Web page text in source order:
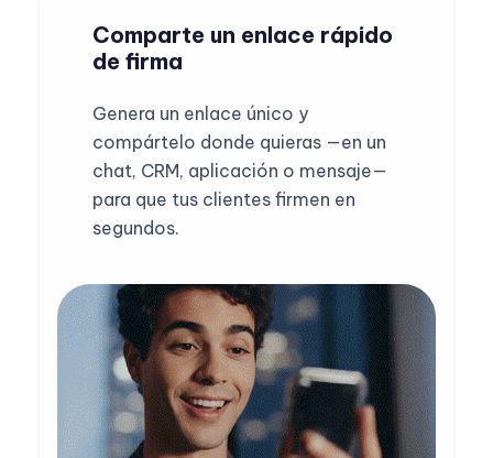
Comparte un enlace rápido
de firma
Genera un enlace único y
compártelo donde quieras —en un
chat, CRM, aplicación o mensaje—
para que tus clientes firmen en
segundos.